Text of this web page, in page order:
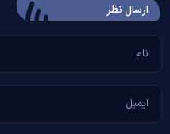
ارسال‌ نظر